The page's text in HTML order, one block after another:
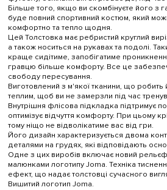
Більше того, якщо ви скомбінуєте його з
буде повний спортивний костюм, який
комфортно та тепло щодня.
Цей Толстовка має ребристий круглий
а також носиться на рукавах та подолі.
краще сидітиме, запобігатиме
гравцю більше комфорту. Все це
свободу пересування.
Виготовлений з м'якої тканини, що
теплим, щоб ви не замерзли під час
Внутрішня флісова підкладка підтримує
оптимізує відчуття комфорту. При цьому
тому ніщо не відволікатиме вас від гри.
Його дизайн характеризується двома
деталями на грудях, які відповідають
Одне з цих виробів включає новий
малюнками логотипу Joma. Техніка
ефект, що надає толстовці сучасного
Вишитий логотип Joma.